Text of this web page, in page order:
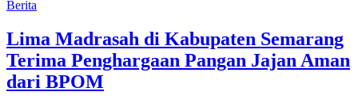
Berita
Lima Madrasah di Kabupaten Semarang
Terima Penghargaan Pangan Jajan Aman
dari BPOM